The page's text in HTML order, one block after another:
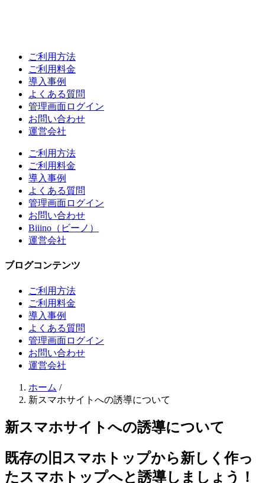
ご利用方法
ご利用料金
導入事例
よくある質問
管理画面ログイン
お問い合わせ
運営会社
ご利用方法
ご利用料金
導入事例
よくある質問
管理画面ログイン
お問い合わせ
Biiino（ビーノ）
運営会社
ブログコンテンツ
ご利用方法
ご利用料金
導入事例
よくある質問
管理画面ログイン
お問い合わせ
運営会社
ホーム /
新スマホサイトへの誘導について
新スマホサイトへの誘導について
既存の旧スマホトップから新しく作っ
たスマホトップへと誘導しましょう！